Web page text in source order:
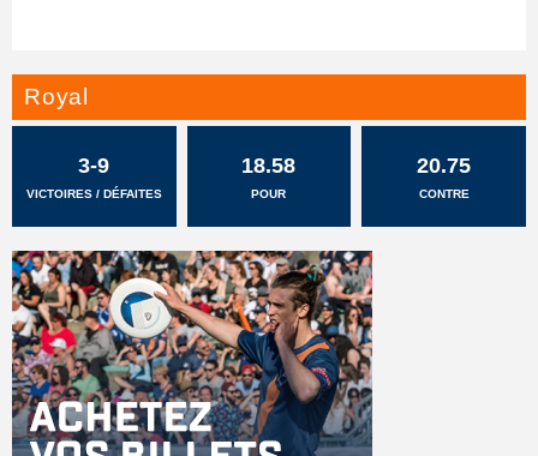
Royal
3-9
VICTOIRES / DÉFAITES
18.58
POUR
20.75
CONTRE